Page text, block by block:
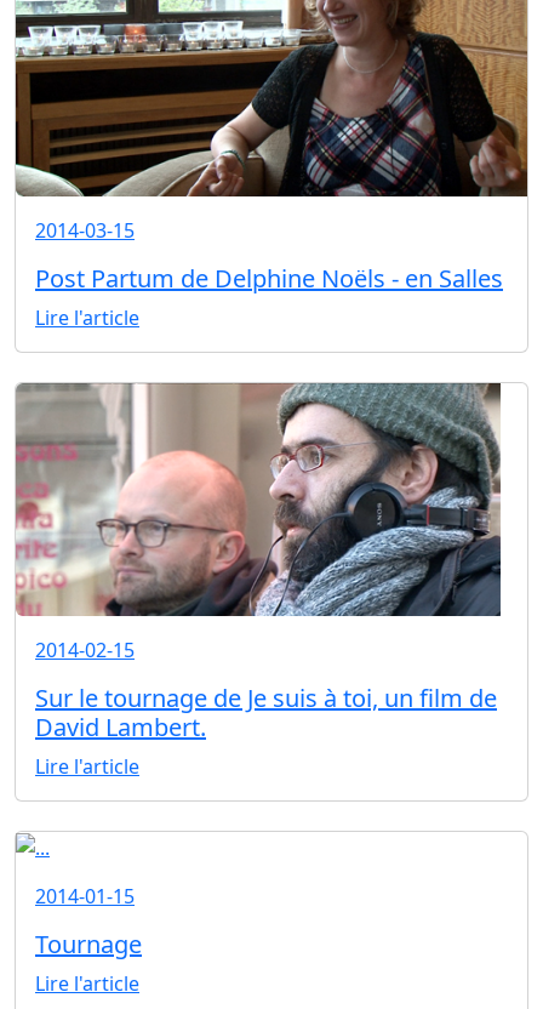
2014-03-15
Post Partum de Delphine Noëls - en Salles
Lire l'article
2014-02-15
Sur le tournage de Je suis à toi, un film de
David Lambert.
Lire l'article
2014-01-15
Tournage
Lire l'article